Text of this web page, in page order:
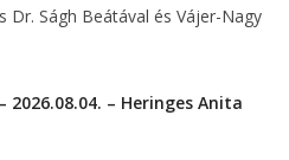
Dr. Ságh Beátával és Vájer-Nagy
2026.08.04. – Heringes Anita